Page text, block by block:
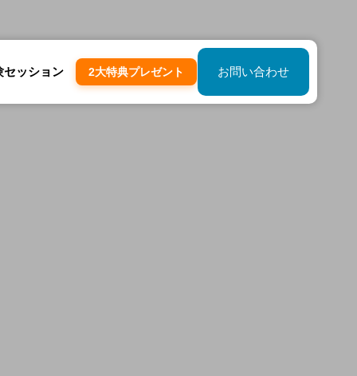
セッション 2大特典プレゼント お問い合わせ